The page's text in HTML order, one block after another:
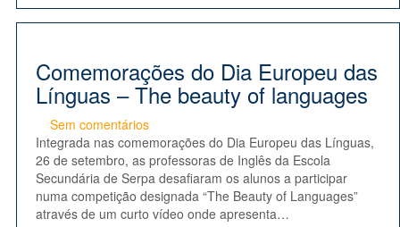
Comemorações do Dia Europeu das
Línguas – The beauty of languages
Sem comentários
Integrada nas comemorações do Dia Europeu das Línguas,
26 de setembro, as professoras de Inglês da Escola
Secundária de Serpa desafiaram os alunos a participar
numa competição designada “The Beauty of Languages”
através de um curto vídeo onde apresenta…